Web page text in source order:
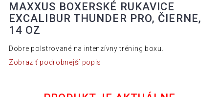
MAXXUS BOXERSKÉ RUKAVICE
EXCALIBUR THUNDER PRO, ČIERNE,
14 OZ
Dobre polstrované na intenzívny tréning boxu.
Zobraziť podrobnejší popis